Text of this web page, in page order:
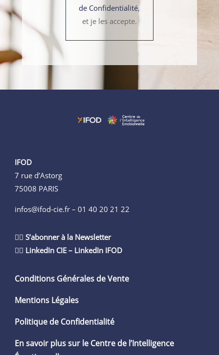
de Confidentialité,
et je les accepte.
IFOD
7 rue d’Astorg
75008 PARIS
infos@ifod-cie.fr – 01 40 20 21 22
👉🏻 S’abonner à la Newsletter
👉🏻 LinkedIn CIE – LinkedIn IFOD
Conditions Générales de Vente
Mentions Légales
Politique de Confidentialité
En savoir plus sur le Centre de l’Intelligence